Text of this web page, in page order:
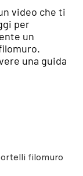
video che ti
per
un
una guida
filomuro